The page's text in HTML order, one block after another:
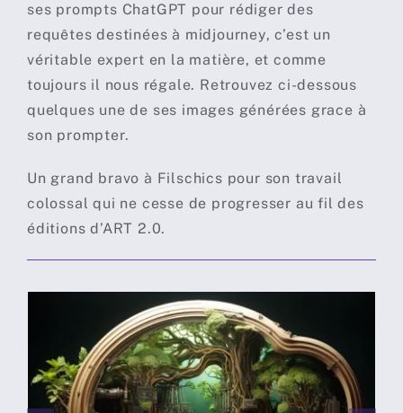
ses prompts ChatGPT pour rédiger des
requêtes destinées à midjourney, c’est un
véritable expert en la matière, et comme
toujours il nous régale. Retrouvez ci-dessous
quelques une de ses images générées grace à
son prompter.
Un grand bravo à Filschics pour son travail
colossal qui ne cesse de progresser au fil des
éditions d’ART 2.0.